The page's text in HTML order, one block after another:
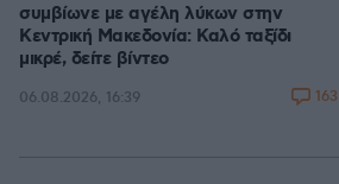
συμβίωνε με αγέλη λύκων στην
Κεντρική Μακεδονία: Καλό ταξίδι
μικρέ, δείτε βίντεο
06.08.2026, 16:39 163